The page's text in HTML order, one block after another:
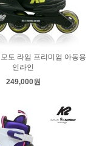
토 라임 프리미엄 아동용
인라인
249,000원